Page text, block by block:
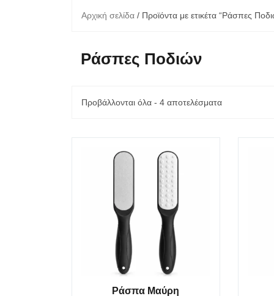
Αρχική σελίδα / Προϊόντα με ετικέτα “Ράσπες
Ράσπες Ποδιών
Προβάλλονται όλα - 4 αποτελέσματα
Ράσπα Μαύρη